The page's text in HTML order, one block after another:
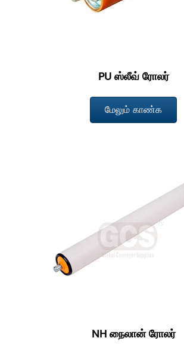
PU ஸ்லீவ் ரோலர்
மேலும் காண்க
NH நைலான் ரோலர்